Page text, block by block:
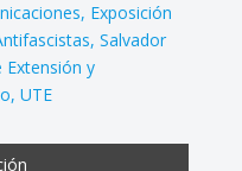
Exposición
Salvador
Extensión y
UTE